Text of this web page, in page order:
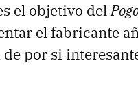
el objetivo del
el fabricante
por si